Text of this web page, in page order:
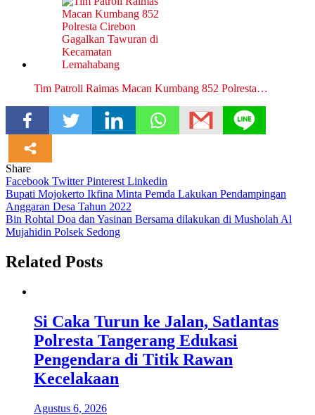
Tim Patroli Raimas Macan Kumbang 852 Polresta…
Share
Facebook TwitterPinterest Linkedin
Navigasi
pos
Bupati Mojokerto Ikfina Minta Pemda Lakukan Pendampingan
Anggaran Desa Tahun 2022
Bin Rohtal Doa dan Yasinan Bersama dilakukan di Musholah Al
Mujahidin Polsek Sedong
Related Posts
Si Caka Turun ke Jalan, Satlantas
Polresta Tangerang Edukasi
Pengendara di Titik Rawan
Kecelakaan
Agustus 6, 2026